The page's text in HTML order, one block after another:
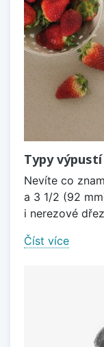
Typy
Nevíte co
a 3 1/2 (92
i nerezové
Číst více